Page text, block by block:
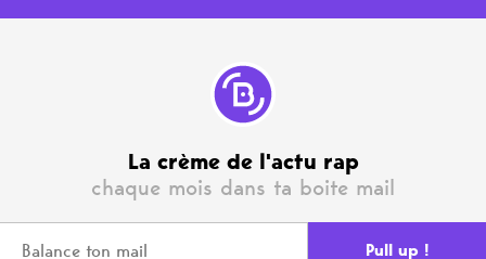
La crème de l'actu rap
chaque mois dans ta boite mail